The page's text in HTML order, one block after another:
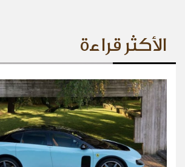
الأكثر قراءة